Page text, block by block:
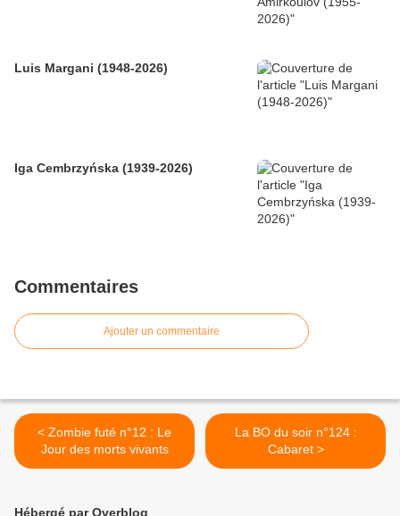
Luis Margani (1948-2026)
Iga Cembrzyńska (1939-2026)
Commentaires
Ajouter un commentaire
< Zombie futé n°12 : Le
Jour des morts vivants
La BO du soir n°124 :
Cabaret >
Hébergé par Overblog